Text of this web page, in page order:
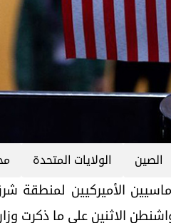
الصين الولايات المتحدة
كبير الدبلوماسيين
الاثنين على ما ذكرت